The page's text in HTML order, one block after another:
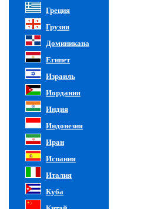
Греция
Грузия
Доминикана
Египет
Израиль
Иордания
Индия
Индонезия
Иран
Испания
Италия
Куба